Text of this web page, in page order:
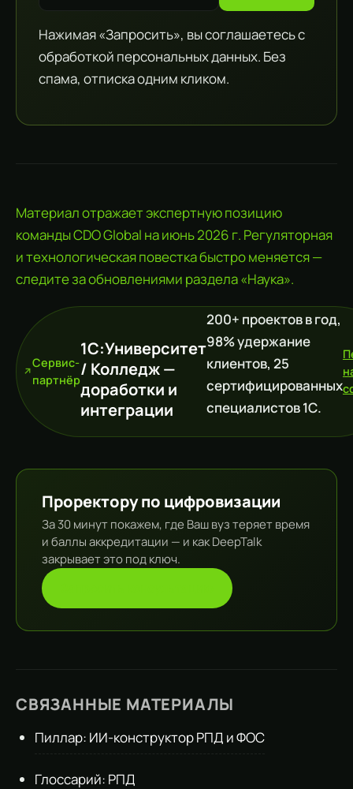
Нажимая «Запросить», вы соглашаетесь с
обработкой персональных данных. Без
спама, отписка одним кликом.
Материал отражает экспертную позицию
команды CDO Global на июнь 2026 г. Регуляторная
и технологическая повестка быстро меняется —
следите за обновлениями раздела «Наука».
Сервис-
партнёр
1С:Университет
/ Колледж —
доработки и
интеграции
200+ проектов в год,
98% удержание
клиентов, 25
сертифицированных
специалистов 1С.
Проректору по цифровизации
За 30 минут покажем, где Ваш вуз теряет время
и баллы аккредитации — и как DeepTalk
закрывает это под ключ.
СВЯЗАННЫЕ МАТЕРИАЛЫ
Пиллар: ИИ-конструктор РПД и ФОС
Глоссарий: РПД